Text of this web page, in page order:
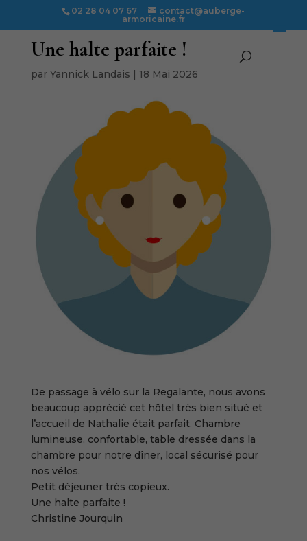
02 28 04 07 67
contact@auberge-
armoricaine.fr
Une halte parfaite !
par Yannick Landais | 18 Mai 2026
De passage à vélo sur la Regalante, nous avons
beaucoup apprécié cet hôtel très bien situé et
l’accueil de Nathalie était parfait. Chambre
lumineuse, confortable, table dressée dans la
chambre pour notre dîner, local sécurisé pour
nos vélos.
Petit déjeuner très copieux.
Une halte parfaite !
Christine Jourquin